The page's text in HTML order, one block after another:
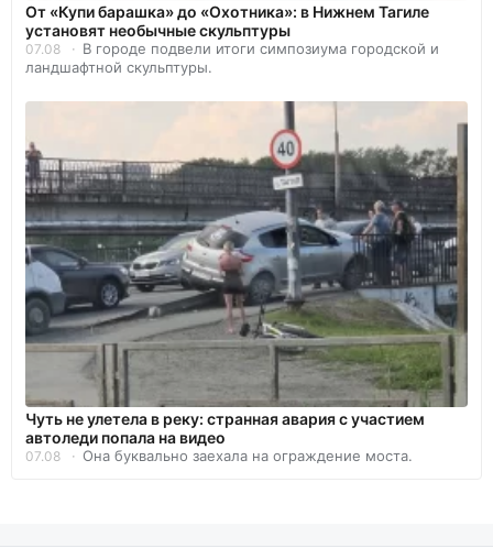
От «Купи барашка» до «Охотника»: в Нижнем Тагиле
установят необычные скульптуры
07.08
В городе подвели итоги симпозиума городской и
ландшафтной скульптуры.
Чуть не улетела в реку: странная авария с участием
автоледи попала на видео
07.08 Она буквально заехала на ограждение моста.